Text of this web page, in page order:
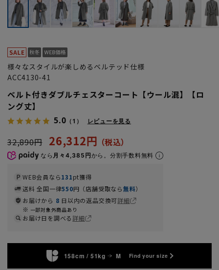
様々なスタイルが楽しめるベルテッド仕様
ACC4130-41
ベルト付きダブルチェスターコート【ウール混】【ロ
ング丈】
5.0 （1） レビューを見る
32,890円 26,312円
なら 月々4,385円から。分割手数料無料
WEB会員なら131pt獲得
送料 全国一律550円（店舗受取なら無料）
お届けから 8 日以内の返品交換可詳細
一部対象外商品あり
お届け日を調べる詳細
158cm / 51kg M Find your size